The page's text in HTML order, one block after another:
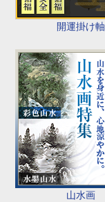
開運掛け軸
山水画